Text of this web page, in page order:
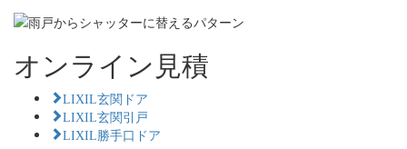
オンライン見積
LIXIL玄関ドア
LIXIL玄関引戸
LIXIL勝手口ドア